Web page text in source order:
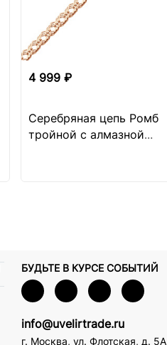
4 999 ₽
Серебряная цепь Ромб
тройной с алмазной
БУДЬТЕ В КУРСЕ СОБЫТИЙ
info@uvelirtrade.ru
г. Москва, ул. Флотская, д. 5А